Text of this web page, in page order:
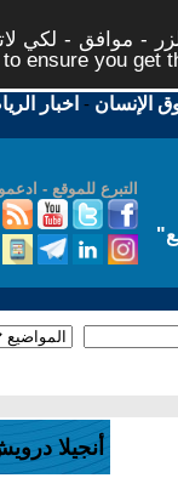
- موافق - لكي
ensure you get
الإنسان - اخبار
التبرع للموقع -
"
أنجيلا